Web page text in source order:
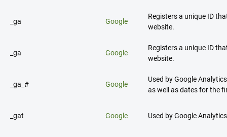
_ga Google
Registers a unique ID
website.
_ga Google
Registers a unique ID
website.
_ga_# Google
Used by Google
as well as dates for the
_gat Google Used by Google